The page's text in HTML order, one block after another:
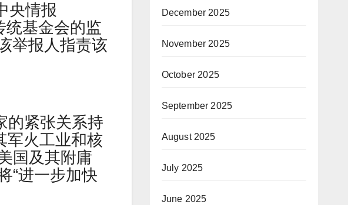
央情报
统基金会的监
举报人指责该
的紧张关系持
军火工业和核
国及其附庸
“进一步加快
December 2025
November 2025
October 2025
September 2025
August 2025
July 2025
June 2025